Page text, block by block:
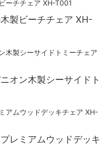
製ビーチチェア XH-
オン木製シーサイドト
レミアムウッドデッキ